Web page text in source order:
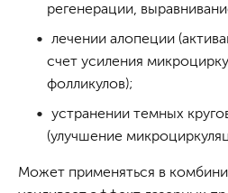
регенерации,
лечении алопеции
счет усиления
фолликулов);
устранении темных
(улучшение
Может применяться в